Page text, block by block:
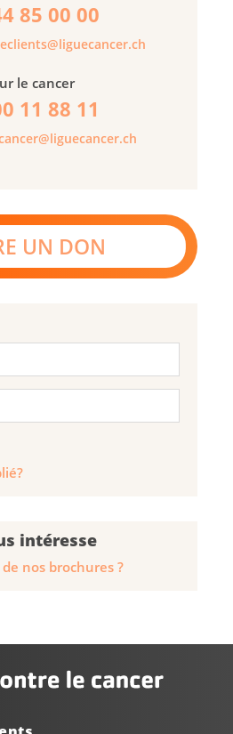
85 00 00
le cancer
11 88 11
UN DON
intéresse
nos brochures ?